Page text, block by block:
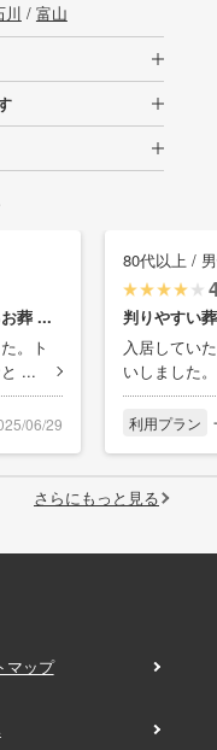
川 / 富山
葬 ...
。ト
...
06/29
80代以上 /
判りやすい
入居してい
いしました
利用プラン
さらにもっと見る
マップ